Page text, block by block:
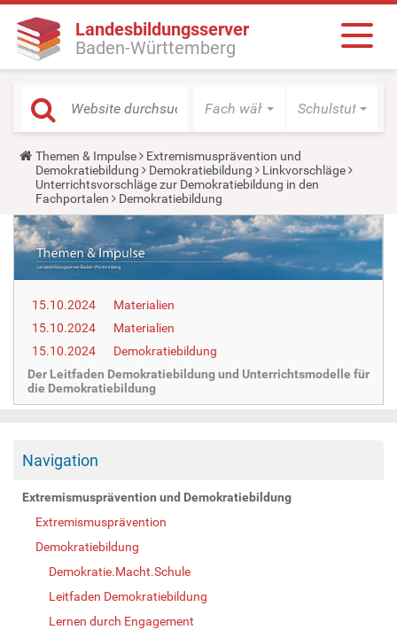
Landesbildungsserver
Baden-Württemberg
Fach wählen Schulstufe
Y
o
u
a
r
e
h
e
r
e
Themen & Impulse
Extremismusprävention und
Demokratiebildung
Demokratiebildung
Linkvorschläge
Unterrichtsvorschläge zur Demokratiebildung in den
Fachportalen
Demokratiebildung
15.10.2024
Materialien
15.10.2024
Materialien
15.10.2024
Demokratiebildung
Der Leitfaden Demokratiebildung und Unterrichtsmodelle für
die Demokratiebildung
Navigation
Extremismusprävention und Demokratiebildung
Extremismusprävention
Demokratiebildung
Demokratie.Macht.Schule
Leitfaden Demokratiebildung
Lernen durch Engagement